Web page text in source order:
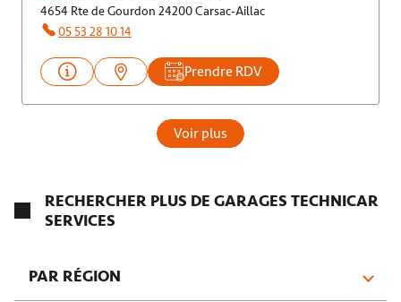
4654 Rte de Gourdon 24200 Carsac-Aillac
05 53 28 10 14
Prendre RDV
Voir plus
RECHERCHER PLUS DE GARAGES TECHNICAR
SERVICES
PAR RÉGION